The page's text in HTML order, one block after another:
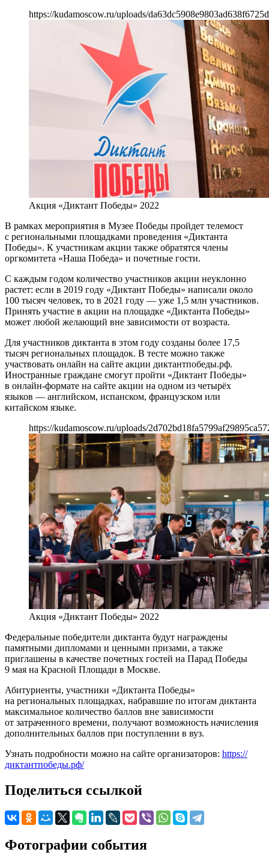
https://kudamoscow.ru/uploads/
Акция «Диктант Победы» 2022
В рамках мероприятия в Музее Победы пройдет телемост
с региональными площадками проведения «Диктанта
Победы». К участникам акции также обратятся члены
оргкомитета «Наша Победа» и почетные гости.
С каждым годом количество участников акции неуклонно
растет: если в 2019 году «Диктант Победы» написали около
100 тысяч человек, то в 2021 году — уже 1,5 млн участников.
Принять участие в акции на площадке «Диктанта Победы»
может любой желающий вне зависимости от возраста.
Для участников диктанта в этом году созданы более 17,5
тысяч региональных площадок. В тесте можно также
участвовать онлайн на сайте акции диктантпобеды.рф.
Иностранные граждане смогут пройти «Диктант Победы»
в онлайн-формате на сайте акции на одном из четырёх
языков — английском, испанском, французском или
китайском языке.
https://kudamoscow.ru/uploads/
Акция «Диктант Победы» 2022
Федеральные победители диктанта будут награждены
памятными дипломами и ценными призами, а также
приглашены в качестве почетных гостей на Парад Победы
9 мая на Красной Площади в Москве.
Абитуриенты, участники «Диктанта Победы»
на региональных площадках, набравшие по итогам диктанта
максимальное количество баллов вне зависимости
от затраченного времени, получают возможность начисления
дополнительных баллов при поступлении в вуз.
Узнать подробности можно на сайте организаторов: https://
диктантпобеды.рф/
Поделиться ссылкой
Фотографии события